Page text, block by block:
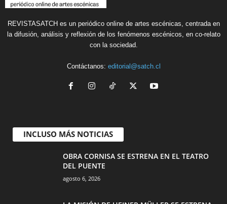
REVISTASATCH es un periódico online de artes escénicas, centrada en
la difusión, análisis y reflexión de los fenómenos escénicos, en co-relato
con la sociedad.
Contáctanos: editorial@satch.cl
INCLUSO MÁS NOTICIAS
OBRA CORNISA SE ESTRENA EN EL TEATRO
DEL PUENTE
agosto 6, 2026